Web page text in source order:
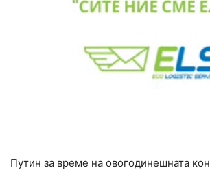
Путин за време на овогодинешната